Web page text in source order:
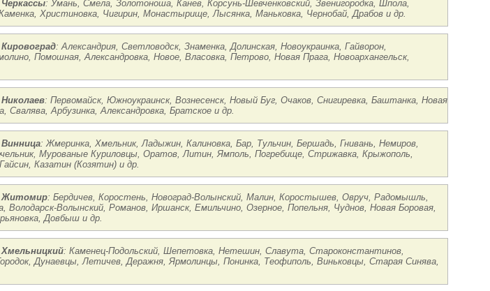
: Умань, Смела, Золотоноша, Канев, Корсунь-Шевченковский, Звенигородка, Шпола,
Христиновка, Чигирин, Монастырище, Лысянка, Маньковка, Чернобай, Драбов и др.
: Александрия, Светловодск, Знаменка, Долинская, Новоукраинка, Гайворон,
Помошная, Александровка, Новое, Власовка, Петрово, Новая Прага, Новоархангельск,
: Первомайск, Южноукраинск, Вознесенск, Новый Буг, Очаков, Снигиревка, Баштанка, Новая
Свалява, Арбузинка, Александровка, Братское и др.
: Жмеринка, Хмельник, Ладыжин, Калиновка, Бар, Тульчин, Бершадь, Гнивань, Немиров,
Мурованые Куриловцы, Оратов, Литин, Ямполь, Погребище, Стрижавка, Крыжополь,
Казатин (Козятин) и др.
Житомир: Бердичев, Коростень, Новоград-Волынский, Малин, Коростышев, Овруч, Радомышль,
Володарск-Волынский, Романов, Иршанск, Емильчино, Озерное, Попельня, Чуднов, Новая Боровая,
Довбыш и др.
: Каменец-Подольский, Шепетовка, Нетешин, Славута, Староконстантинов,
Дунаевцы, Летичев, Деражня, Ярмолинцы, Понинка, Теофиполь, Виньковцы, Старая Синява,